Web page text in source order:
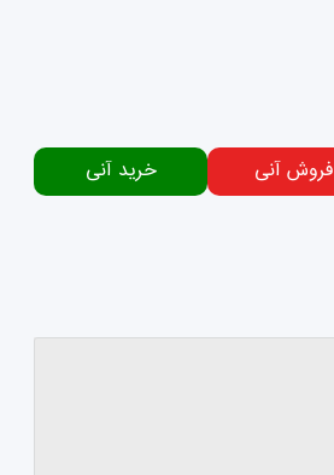
فروش آنی خرید آنی